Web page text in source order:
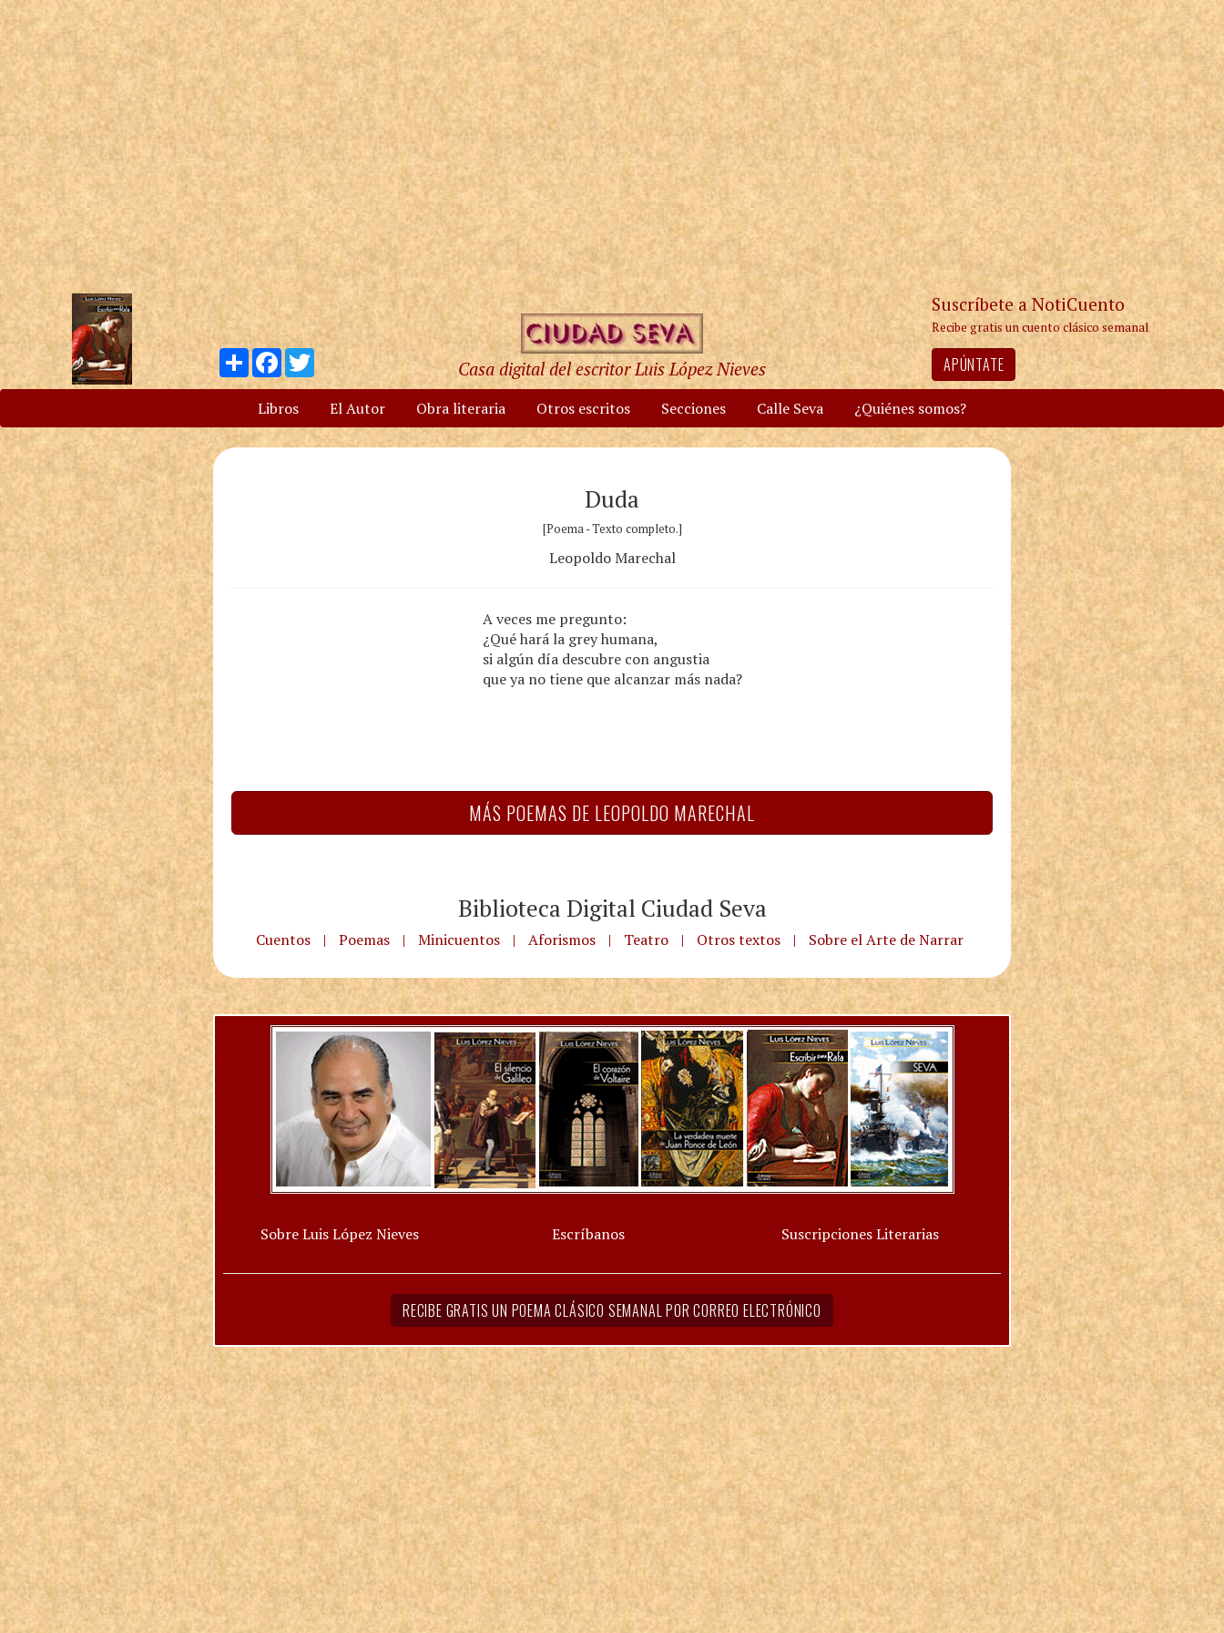
Compartir
Facebook
Twitter
Casa digital del escritor Luis López Nieves
Suscríbete a NotiCuento
Recibe gratis un cuento clásico semanal
APÚNTATE
Libros El Autor Obra literaria Otros escritos Secciones Calle Seva ¿Quiénes somos?
Duda
[Poema - Texto completo.]
Leopoldo Marechal
A veces me pregunto:
¿Qué hará la grey humana,
si algún día descubre con angustia
que ya no tiene que alcanzar más nada?
MÁS POEMAS DE LEOPOLDO MARECHAL
Biblioteca Digital Ciudad Seva
Cuentos | Poemas | Minicuentos | Aforismos | Teatro | Otros textos | Sobre el Arte de Narrar
Sobre Luis López Nieves Escríbanos Suscripciones Literarias
RECIBE GRATIS UN POEMA CLÁSICO SEMANAL POR CORREO ELECTRÓNICO